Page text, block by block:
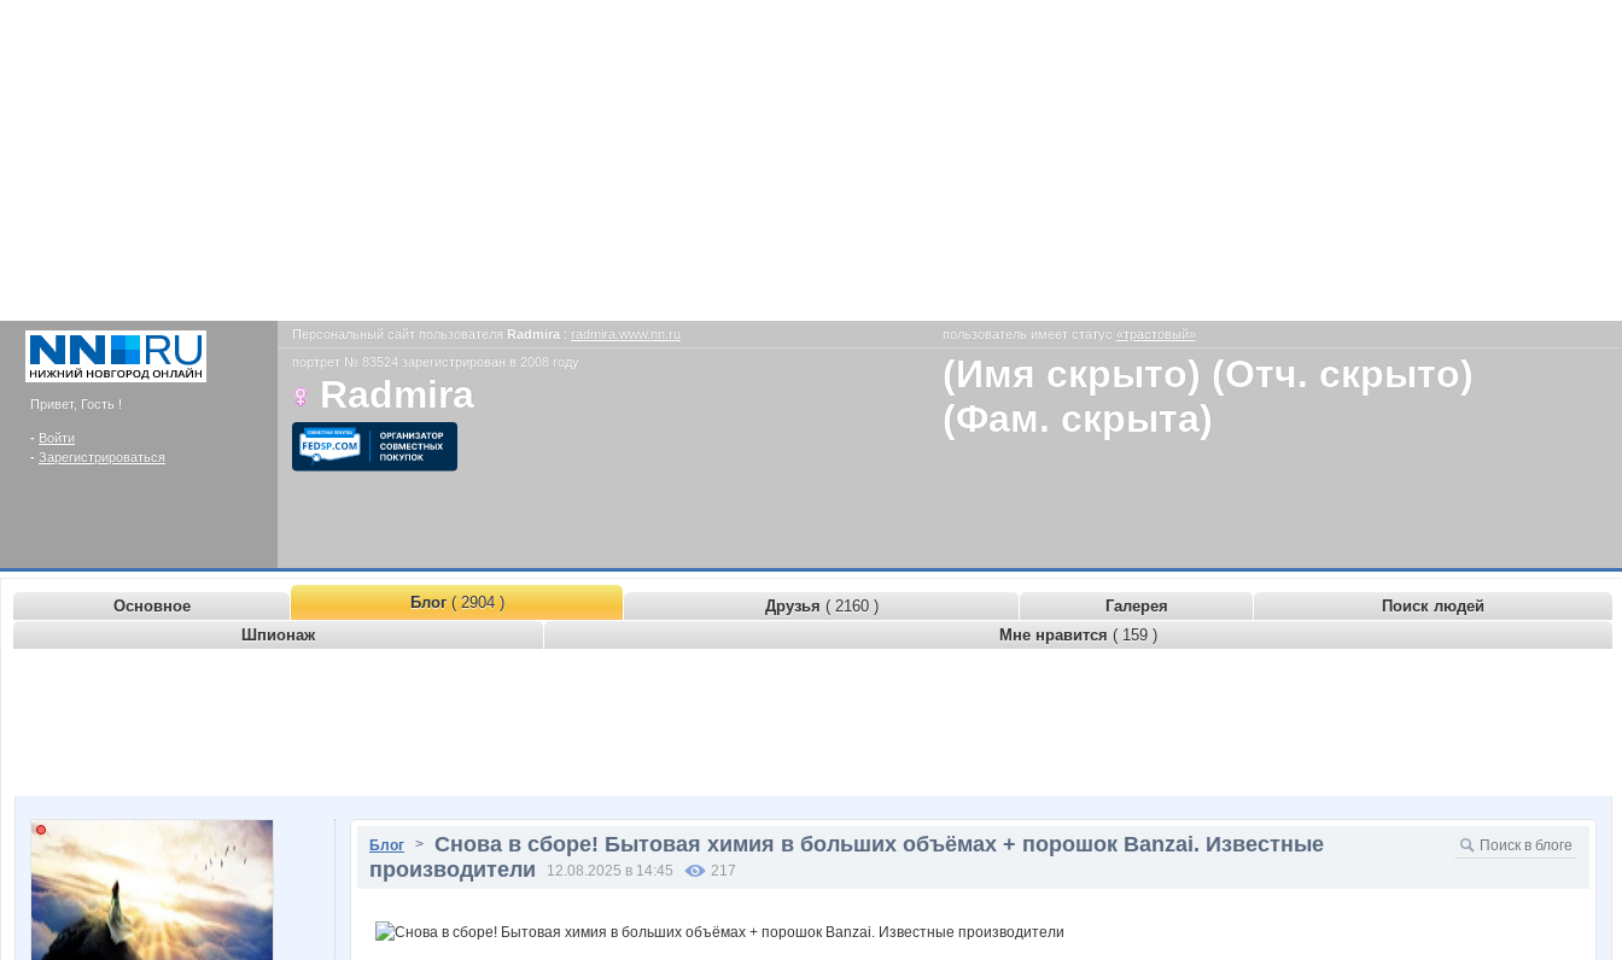
Привет, Гость !
- Войти
- Зарегистрироваться
Персональный сайт пользователя Radmira : radmira.www.nn.ru пользователь имеет статус «трастовый»
портрет № 83524 зарегистрирован в 2008 году
Radmira
(Имя скрыто) (Отч. скрыто)
(Фам. скрыта)
Основное Блог( 2904 ) Друзья ( 2160 ) Галерея
Поиск людей
Шпионаж
Мне нравится ( 159 )
Блог > Снова в сборе! Бытовая химия в больших объёмах + порошок Banzai. Известные
производители
12.08.2025 в 14:45 217